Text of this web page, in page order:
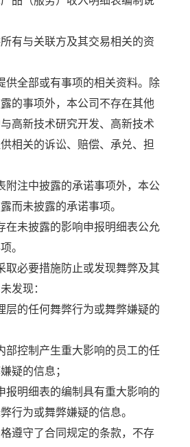
与关联方及其交易相关的资
全部或有事项的相关资料。除
的事项外，本公司不存在其他
高新技术研究开发、高新技术
相关的诉讼、赔偿、承兑、担
注中披露的承诺事项外，本公
而未披露的承诺事项。
未披露的影响申报明细表公允
。
必要措施防止或发现舞弊及其
发现：
的任何舞弊行为或舞弊嫌疑的
控制产生重大影响的员工的任
疑的信息；
明细表的编制具有重大影响的
行为或舞弊嫌疑的信息。
守了合同规定的条款，不存